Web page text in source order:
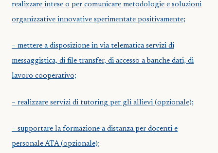
realizzare intese o per comunicare metodologie e soluzioni
organizzative innovative sperimentate positivamente;
– mettere a disposizione in via telematica servizi di
messaggistica, di file transfer, di accesso a banche dati, di
lavoro cooperativo;
– realizzare servizi di tutoring per gli allievi (opzionale);
– supportare la formazione a distanza per docenti e
personale ATA (opzionale);